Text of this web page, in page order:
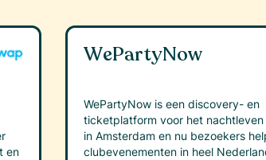
en
WePartyNow
WePartyNow is een discovery- en
ticketplatform voor het
in Amsterdam en nu bezoekers
clubevenementen in heel